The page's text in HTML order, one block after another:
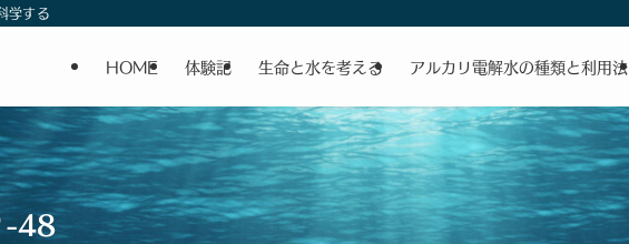
学する
HOME 体験記 生命と水を考える アルカリ電解水の種類と利用法
-48